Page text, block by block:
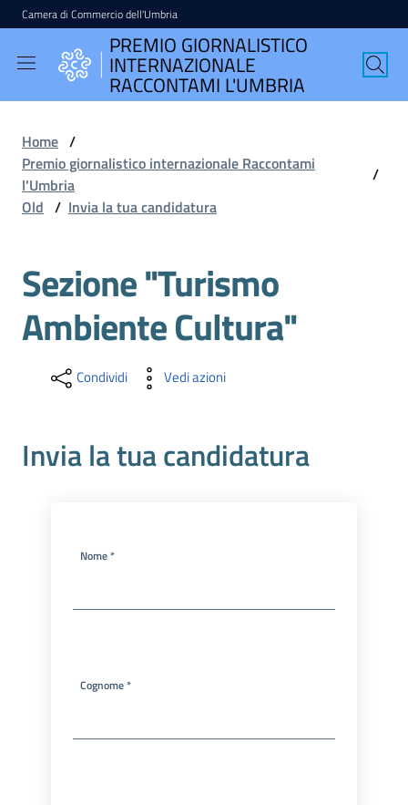
Vai al contenuto
Vai alla navigazione
Vai al footer
Camera di Commercio dell'Umbria
PREMIO GIORNALISTICO
INTERNAZIONALE
RACCONTAMI L'UMBRIA
PREMIO
GIORNALISTICO
INTERNAZIONALE
L'UMBRIA
version
Home /
Premio giornalistico internazionale Raccontami
l'Umbria
/
Old / Invia la tua candidatura
Sezione "Turismo
Ambiente Cultura"
Condividi Vedi azioni
Invia la tua candidatura
Nome *
Cognome *